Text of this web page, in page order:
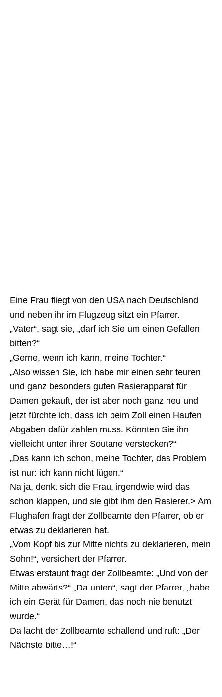
Eine Frau fliegt von den USA nach Deutschland
und neben ihr im Flugzeug sitzt ein Pfarrer.
„Vater“, sagt sie, „darf ich Sie um einen Gefallen
bitten?“
„Gerne, wenn ich kann, meine Tochter.“
„Also wissen Sie, ich habe mir einen sehr teuren
und ganz besonders guten Rasierapparat für
Damen gekauft, der ist aber noch ganz neu und
jetzt fürchte ich, dass ich beim Zoll einen Haufen
Abgaben dafür zahlen muss. Könnten Sie ihn
vielleicht unter ihrer Soutane verstecken?“
„Das kann ich schon, meine Tochter, das Problem
ist nur: ich kann nicht lügen.“
Na ja, denkt sich die Frau, irgendwie wird das
schon klappen, und sie gibt ihm den Rasierer.> Am
Flughafen fragt der Zollbeamte den Pfarrer, ob er
etwas zu deklarieren hat.
„Vom Kopf bis zur Mitte nichts zu deklarieren, mein
Sohn!“, versichert der Pfarrer.
Etwas erstaunt fragt der Zollbeamte: „Und von der
Mitte abwärts?“ „Da unten“, sagt der Pfarrer, „habe
ich ein Gerät für Damen, das noch nie benutzt
wurde.“
Da lacht der Zollbeamte schallend und ruft: „Der
Nächste bitte…!“